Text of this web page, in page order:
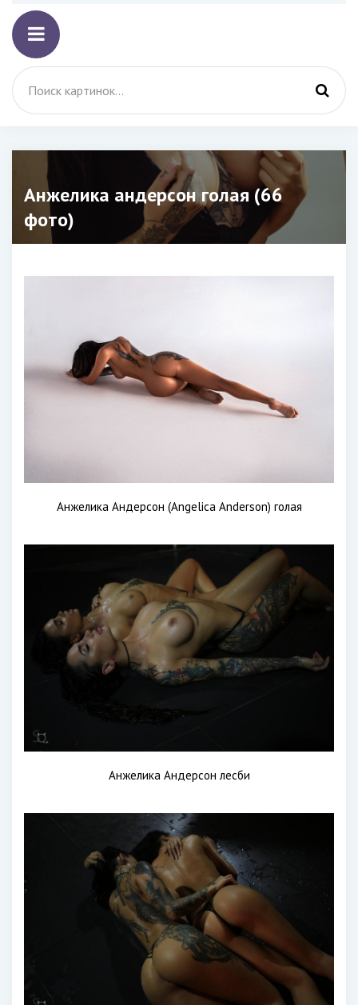
Анжелика андерсон голая (66
фото)
Анжелика Андерсон (Angelica Anderson) голая
Анжелика Андерсон лесби